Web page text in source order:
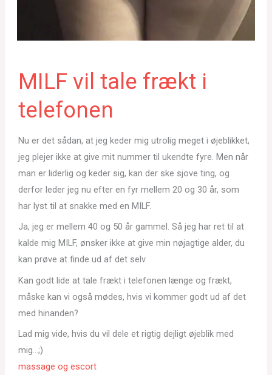
MILF vil tale frækt i
telefonen
Nu er det sådan, at jeg keder mig utrolig meget i øjeblikket,
jeg plejer ikke at give mit nummer til ukendte fyre. Men når
man er liderlig og keder sig, kan der ske sjove ting, og
derfor leder jeg nu efter en fyr mellem 20 og 30 år, som
har lyst til at snakke med en MILF.
Ja, jeg er mellem 40 og 50 år gammel. Så jeg har ret til at
kalde mig MILF, ønsker ikke at give min nøjagtige alder, du
kan prøve at finde ud af det selv.
Kan godt lide at tale frækt i telefonen længe og frækt,
måske kan vi også mødes, hvis vi kommer godt ud af det
med hinanden?
Lad mig vide, hvis du vil dele et rigtig dejligt øjeblik med
mig…;)
massage og escort